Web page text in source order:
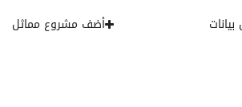
أضف مشروع مماثل